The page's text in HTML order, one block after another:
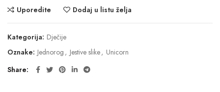
Uporedite Dodaj u listu želja
Kategorija: Dječije
Oznake: Jednorog , Jestive slike, Unicorn
Share